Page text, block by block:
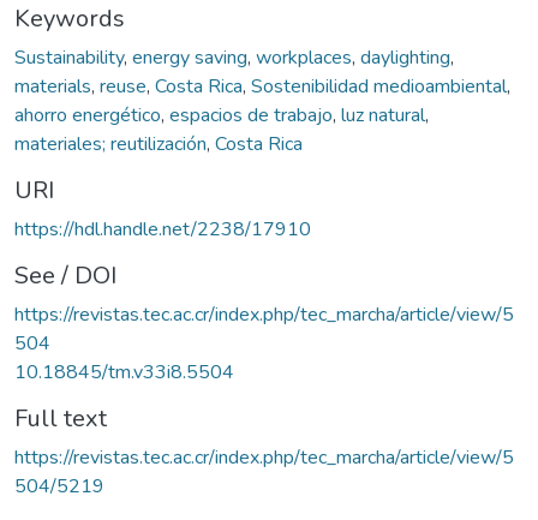
Keywords
Sustainability, energy saving, workplaces, daylighting,
materials, reuse, Costa Rica, Sostenibilidad medioambiental,
ahorro energético, espacios de trabajo, luz natural,
materiales; reutilización, Costa Rica
URI
https://hdl.handle.net/2238/17910
See / DOI
https://revistas.tec.ac.cr/index.php/tec_marcha/article/view/5
504
10.18845/tm.v33i8.5504
Full text
https://revistas.tec.ac.cr/index.php/tec_marcha/article/view/5
504/5219